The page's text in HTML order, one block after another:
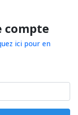
compte
ici pour en